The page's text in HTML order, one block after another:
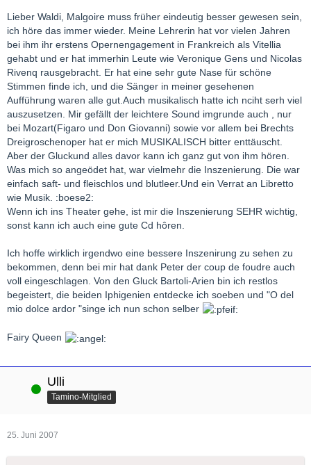
Lieber Waldi, Malgoire muss früher eindeutig besser gewesen sein,
ich höre das immer wieder. Meine Lehrerin hat vor vielen Jahren
bei ihm ihr erstens Opernengagement in Frankreich als Vitellia
gehabt und er hat immerhin Leute wie Veronique Gens und Nicolas
Rivenq rausgebracht. Er hat eine sehr gute Nase für schöne
Stimmen finde ich, und die Sänger in meiner gesehenen
Aufführung waren alle gut.Auch musikalisch hatte ich nciht serh viel
auszusetzen. Mir gefällt der leichtere Sound imgrunde auch , nur
bei Mozart(Figaro und Don Giovanni) sowie vor allem bei Brechts
Dreigroschenoper hat er mich MUSIKALISCH bitter enttäuscht.
Aber der Gluckund alles davor kann ich ganz gut von ihm hören.
Was mich so angeödet hat, war vielmehr die Inszenierung. Die war
einfach saft- und fleischlos und blutleer.Und ein Verrat an Libretto
wie Musik. :boese2:
Wenn ich ins Theater gehe, ist mir die Inszenierung SEHR wichtig,
sonst kann ich auch eine gute Cd hôren.
Ich hoffe wirklich irgendwo eine bessere Inszenirung zu sehen zu
bekommen, denn bei mir hat dank Peter der coup de foudre auch
voll eingeschlagen. Von den Gluck Bartoli-Arien bin ich restlos
begeistert, die beiden Iphigenien entdecke ich soeben und "O del
mio dolce ardor "singe ich nun schon selber
Fairy Queen
Online Ulli
Tamino-Mitglied
25. Juni 2007